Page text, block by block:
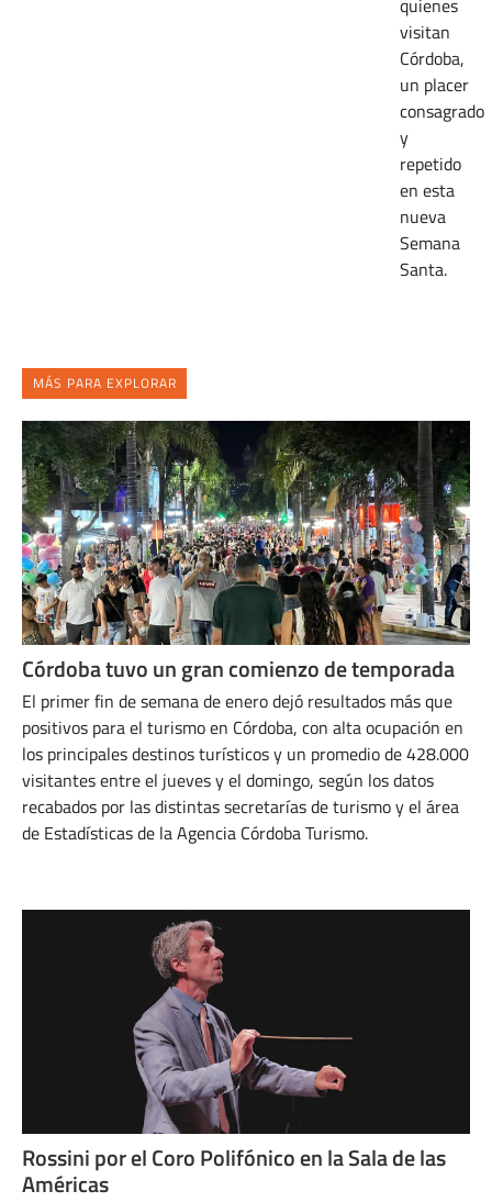
quienes
visitan
Córdoba,
un placer
consagrado
y
repetido
en esta
nueva
Semana
Santa.
MÁS PARA EXPLORAR
Córdoba tuvo un gran comienzo de temporada
El primer fin de semana de enero dejó resultados más que
positivos para el turismo en Córdoba, con alta ocupación en
los principales destinos turísticos y un promedio de 428.000
visitantes entre el jueves y el domingo, según los datos
recabados por las distintas secretarías de turismo y el área
de Estadísticas de la Agencia Córdoba Turismo.
Rossini por el Coro Polifónico en la Sala de las
Américas